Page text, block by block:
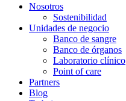
Nosotros
Sostenibilidad
Unidades de negocio
Banco de sangre
Banco de órganos
Laboratorio clínico
Point of care
Partners
Blog